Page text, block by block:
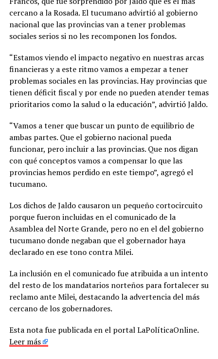
cercano a la Rosada. El tucumano advirtió al gobierno
nacional que las provincias van a tener problemas
sociales serios si no les recomponen los fondos.
“Estamos viendo el impacto negativo en nuestras arcas
financieras y a este ritmo vamos a empezar a tener
problemas sociales en las provincias. Hay provincias que
tienen déficit fiscal y por ende no pueden atender temas
prioritarios como la salud o la educación”, advirtió Jaldo.
“Vamos a tener que buscar un punto de equilibrio de
ambas partes. Que el gobierno nacional pueda
funcionar, pero incluir a las provincias. Que nos digan
con qué conceptos vamos a compensar lo que las
provincias hemos perdido en este tiempo”, agregó el
tucumano.
Los dichos de Jaldo causaron un pequeño cortocircuito
porque fueron incluidas en el comunicado de la
Asamblea del Norte Grande, pero no en el del gobierno
tucumano donde negaban que el gobernador haya
declarado en ese tono contra Milei.
La inclusión en el comunicado fue atribuida a un intento
del resto de los mandatarios norteños para fortalecer su
reclamo ante Milei, destacando la advertencia del más
cercano de los gobernadores.
Esta nota fue publicada en el portal LaPolíticaOnline.
Leer más